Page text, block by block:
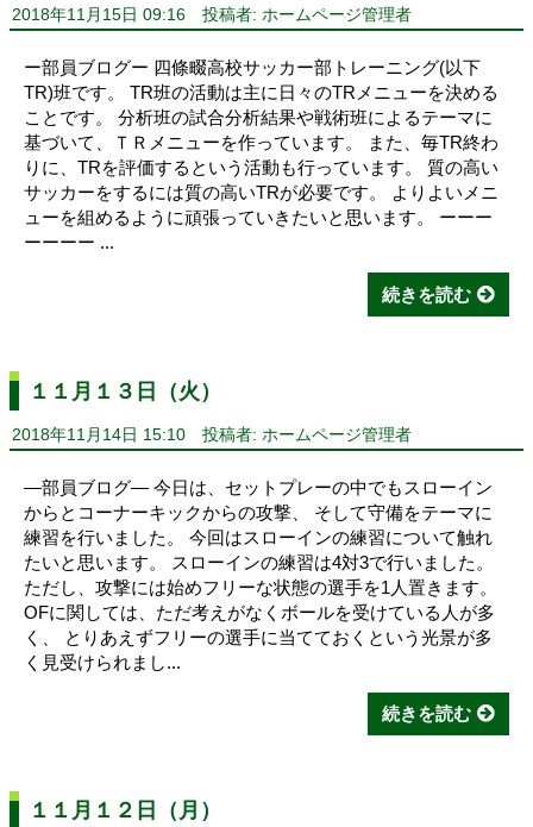
2018年11月15日 09:16 投稿者: ホームページ管理者
ー部員ブログー 四條畷高校サッカー部トレーニング(以下
TR)班です。 TR班の活動は主に日々のTRメニューを決める
ことです。 分析班の試合分析結果や戦術班によるテーマに
基づいて、ＴＲメニューを作っています。 また、毎TR終わ
りに、TRを評価するという活動も行っています。 質の高い
サッカーをするには質の高いTRが必要です。 よりよいメニ
ューを組めるように頑張っていきたいと思います。 ーーー
ーーーー ...
続きを読む
１１月１３日（火）
2018年11月14日 15:10 投稿者: ホームページ管理者
―部員ブログ― 今日は、セットプレーの中でもスローイン
からとコーナーキックからの攻撃、 そして守備をテーマに
練習を行いました。 今回はスローインの練習について触れ
たいと思います。 スローインの練習は4対3で行いました。
ただし、攻撃には始めフリーな状態の選手を1人置きます。
OFに関しては、ただ考えがなくボールを受けている人が多
く、 とりあえずフリーの選手に当てておくという光景が多
く見受けられまし...
続きを読む
１１月１２日（月）